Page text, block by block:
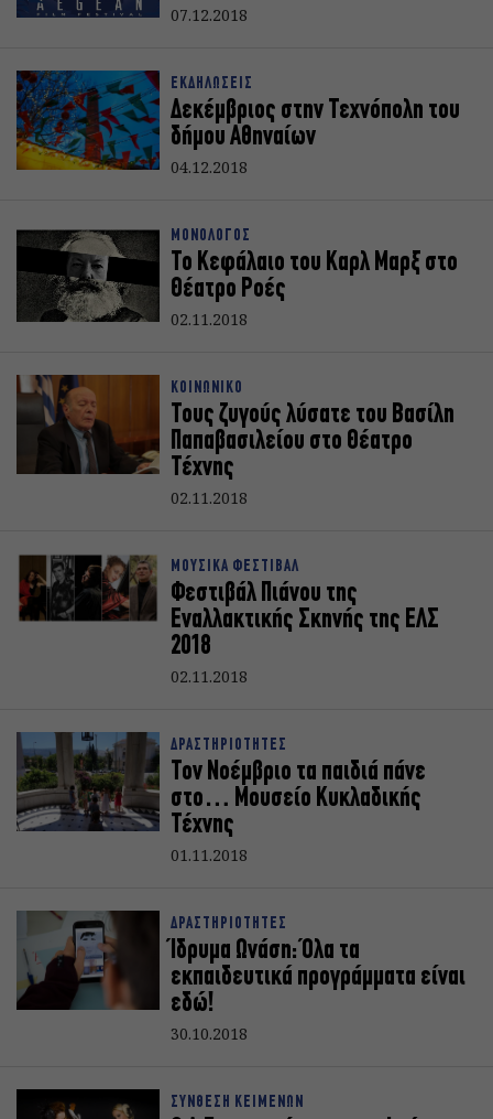
07.12.2018
ΕΚΔΗΛΩΣΕΙΣ
Δεκέμβριος στην Τεχνόπολη του
δήμου Αθηναίων
04.12.2018
ΜΟΝΟΛΟΓΟΣ
Το Κεφάλαιο του Καρλ Μαρξ στο
Θέατρο Ροές
02.11.2018
ΚΟΙΝΩΝΙΚΟ
Τους ζυγούς λύσατε του Βασίλη
Παπαβασιλείου στο Θέατρο
Τέχνης
02.11.2018
ΜΟΥΣΙΚΑ ΦΕΣΤΙΒΑΛ
Φεστιβάλ Πιάνου της
Εναλλακτικής Σκηνής της ΕΛΣ
2018
02.11.2018
ΔΡΑΣΤΗΡΙΟΤΗΤΕΣ
Τον Νοέμβριο τα παιδιά πάνε
στο… Μουσείο Κυκλαδικής
Τέχνης
01.11.2018
ΔΡΑΣΤΗΡΙΟΤΗΤΕΣ
Ίδρυμα Ωνάση: Όλα τα
εκπαιδευτικά προγράμματα είναι
εδώ!
30.10.2018
ΣΥΝΘΕΣΗ ΚΕΙΜΕΝΩΝ